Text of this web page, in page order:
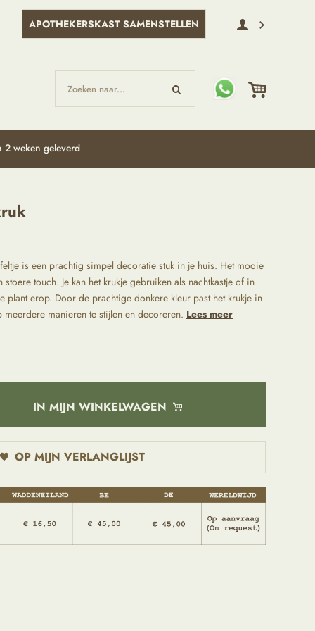
APOTHEKERSKAST SAMENSTELLEN
Zoeken naar...
weken geleverd
is een prachtig simpel decoratie stuk in je huis. Het mooie
touch. Je kan het krukje gebruiken als nachtkastje of in
plant erop. Door de prachtige donkere kleur past het krukje in
manieren te stijlen en decoreren. Lees meer
IN MIJN WINKELWAGEN
OP MIJN VERLANGLIJST